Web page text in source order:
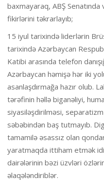
baxmayaraq, ABŞ
fikirlərini təkrarlayıb;
15 iyul tarixində liderlərin
tarixində Azərbaycan
Katibi arasında telefon
Azərbaycan həmişə hər iki
asanlaşdırmağa hazır olub.
tərəfinin həllə biganəliyi,
siyasiləşdirilməsi,
səbəbindən baş tutmayıb.
tamamilə əsassız olan
yaratmaqda ittiham etmək
dairələrinin bəzi üzvləri
əlaqələndiriblər.